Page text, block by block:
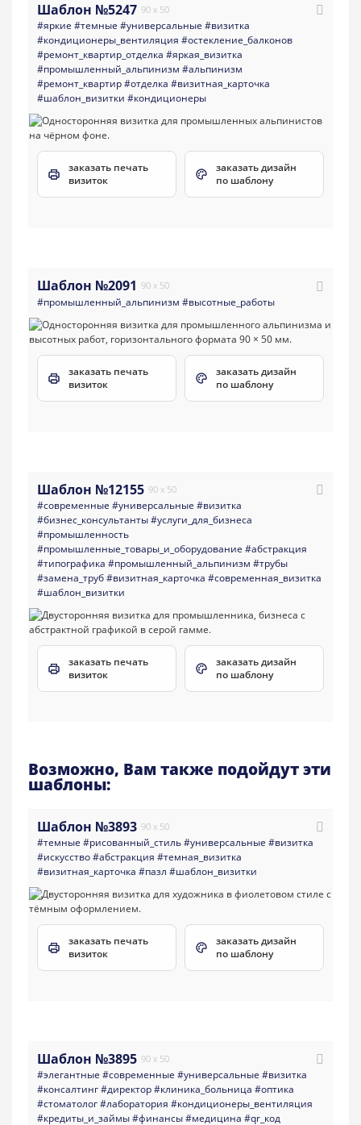
Шаблон №5247 90 x 50
#яркие #темные #универсальные #визитка
#кондиционеры_вентиляция #остекление_балконов
#ремонт_квартир_отделка #яркая_визитка
#промышленный_альпинизм #альпинизм
#ремонт_квартир#отделка #визитная_карточка
#шаблон_визитки #кондиционеры
заказать печать
визиток
заказать дизайн
по шаблону
Шаблон №2091 90 x 50
#промышленный_альпинизм #высотные_работы
заказать печать
визиток
заказать дизайн
по шаблону
Шаблон №12155 90 x 50
#современные #универсальные #визитка
#бизнес_консультанты#услуги_для_бизнеса
#промышленность
#промышленные_товары_и_оборудование #абстракция
#типографика #промышленный_альпинизм #трубы
#замена_труб#визитная_карточка #современная_визитка
#шаблон_визитки
заказать печать
визиток
заказать дизайн
по шаблону
Возможно, Вам также подойдут эти
шаблоны:
Шаблон №3893 90 x 50
#темные #рисованный_стиль#универсальные #визитка
#искусство#абстракция #темная_визитка
#визитная_карточка #пазл #шаблон_визитки
заказать печать
визиток
заказать дизайн
по шаблону
Шаблон №3895 90 x 50
#элегантные #современные #универсальные #визитка
#консалтинг#директор#клиника_больница #оптика
#стоматолог#лаборатория #кондиционеры_вентиляция
#кредиты_и_займы#финансы#медицина #qr_код